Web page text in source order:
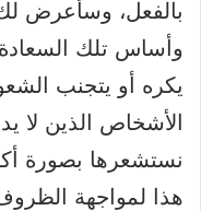
بالفعل، وسأعرض
وأساس تلك
يكره أو يتجنب
الأشخاص الذين لا
نستشعرها بصورة
هذا لمواجهة الظروف